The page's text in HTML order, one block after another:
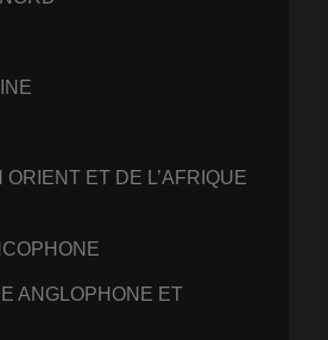
ORIENT ET DE L’AFRIQUE
ANGLOPHONE ET